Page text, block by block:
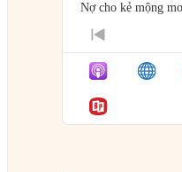
Nợ cho kẻ mộng
giới hạn của việc
Mỹ Latinh đang trở
của phe cánh hữu
04/08/2026
EPISODE